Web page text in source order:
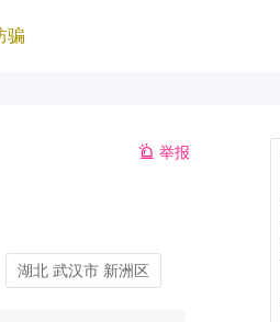
骗
举报
湖北 武汉市 新洲区